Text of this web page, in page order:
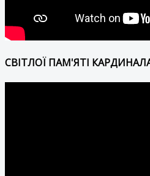
СВІТЛОЇ ПАМ'ЯТІ